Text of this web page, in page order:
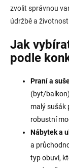
zvolit správnou
údržbě a
Jak
podle
Praní a
(byt/
malý sušák
robustní
Nábytek a
a
typ obuvi,